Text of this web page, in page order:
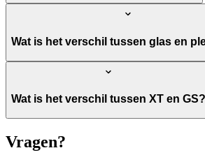
Wat is het verschil tussen glas en
Wat is het verschil tussen XT en GS?
Vragen?